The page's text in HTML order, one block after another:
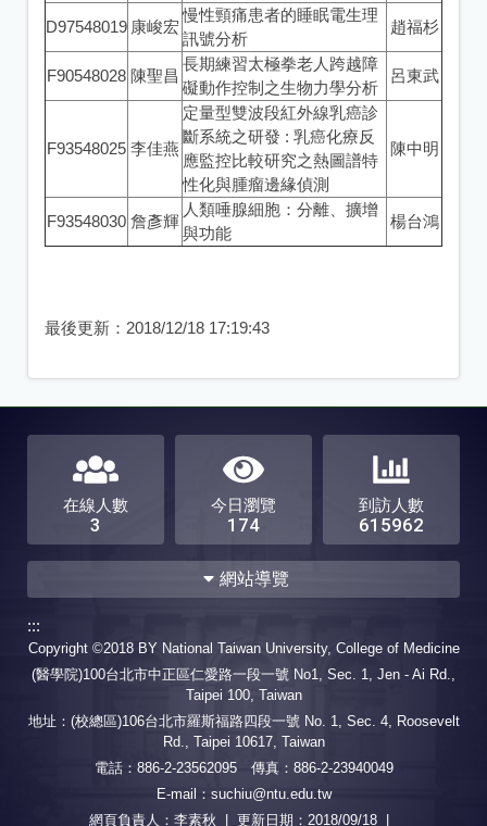
D97548019 康峻宏
慢性頸痛患者的睡眠電生理
訊號分析
趙福杉
F90548028 陳聖昌
長期練習太極拳老人跨越障
礙動作控制之生物力學分析
呂東武
F93548025 李佳燕
定量型雙波段紅外線乳癌診
斷系統之研發 : 乳癌化療反
應監控比較研究之熱圖譜特
性化與腫瘤邊緣偵測
陳中明
F93548030 詹彥輝
人類唾腺細胞：分離、擴增
與功能
楊台鴻
最後更新： 2018/12/18 17:19:43
在線人數
3
今日瀏覽
174
到訪人數
615962
網站導覽
公告事項
本系教師
行政人員
教育目標
本系地圖
符合規定課程
招生訊息
:::
Copyright ©2018 BY National Taiwan University, College of Medicine
(醫學院)100台北市中正區仁愛路一段一號 No1, Sec. 1, Jen - Ai Rd.,
Taipei 100, Taiwan
地址：(校總區)106台北市羅斯福路四段一號 No. 1, Sec. 4, Roosevelt
Rd., Taipei 10617, Taiwan
電話：886-2-23562095 傳真：886-2-23940049
E-mail：suchiu@ntu.edu.tw
網頁負責人：李素秋 | 更新日期： 2018/09/18